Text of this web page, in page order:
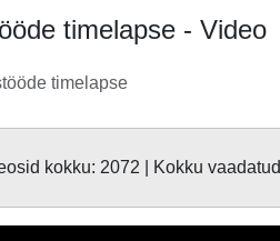
timelapse - Video
timelapse
kokku: 2072 | Kokku